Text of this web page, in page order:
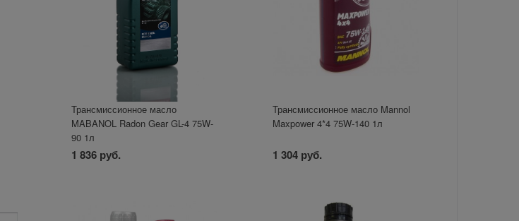
Трансмиссионное масло
MABANOL Radon Gear GL-4 75W-
90 1л
1 836 руб.
Трансмиссионное масло Mannol
Maxpower 4*4 75W-140 1л
1 304 руб.